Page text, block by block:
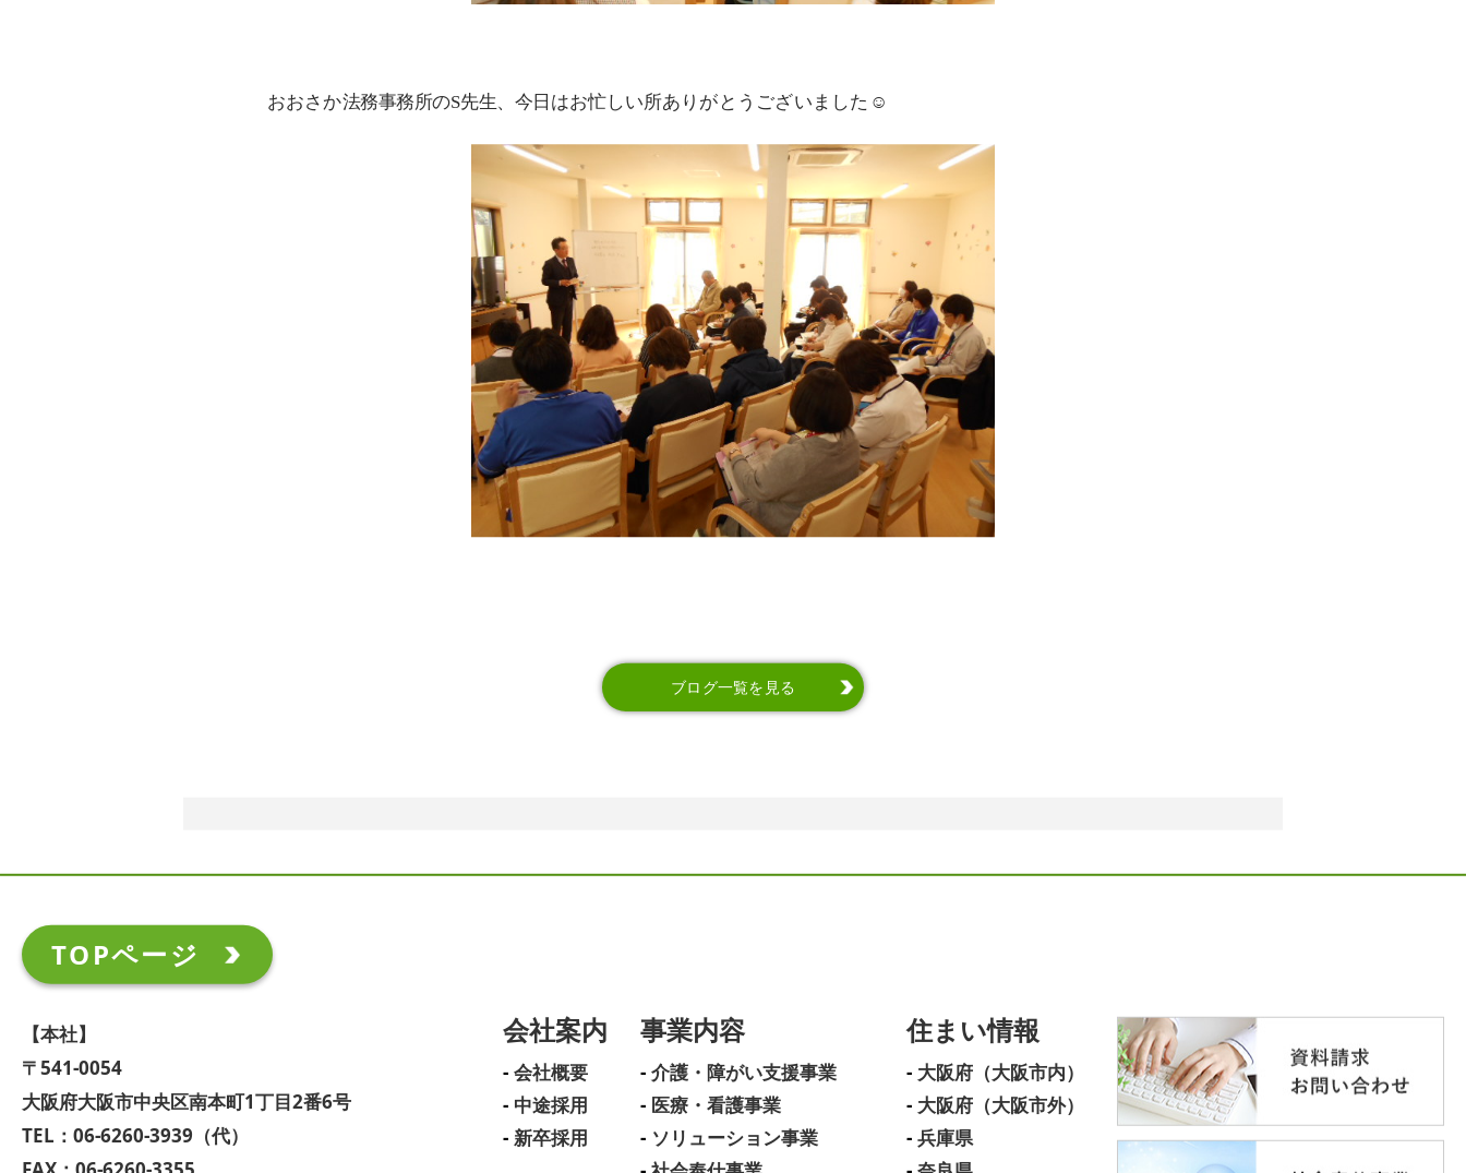
おおさか法務事務所のS先生、今日はお忙しい所ありがとうございました☺
ブログ一覧を見る
TOPページ
【本社】
〒541-0054
大阪府大阪市中央区南本町1丁目2番6号
TEL：06-6260-3939（代）
会社案内
会社概要
中途採用
新卒採用
事業内容
介護・障がい支援事業
医療・看護事業
ソリューション事業
住まい情報
大阪府（大阪市内）
大阪府（大阪市外）
兵庫県